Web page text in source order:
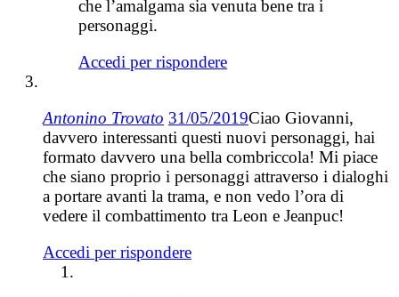
che l’amalgama sia venuta bene tra i
personaggi.
Accedi per rispondere
Antonino Trovato 31/05/2019Ciao Giovanni,
davvero interessanti questi nuovi personaggi, hai
formato davvero una bella combriccola! Mi piace
che siano proprio i personaggi attraverso i dialoghi
a portare avanti la trama, e non vedo l’ora di
vedere il combattimento tra Leon e Jeanpuc!
Accedi per rispondere